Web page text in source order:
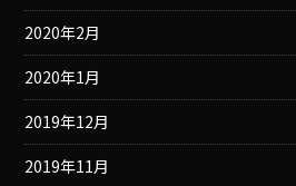
2020年2月
2020年1月
2019年12月
2019年11月